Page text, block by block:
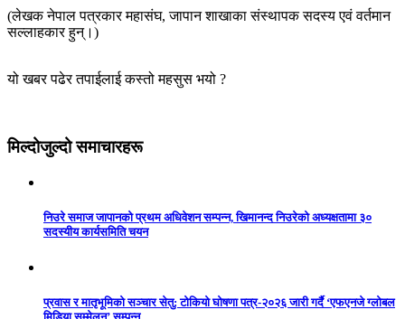
(लेखक नेपाल पत्रकार महासंघ, जापान शाखाका संस्थापक सदस्य एवं वर्तमान
सल्लाहकार हुन्।)
यो खबर पढेर तपाईलाई कस्तो महसुस भयो ?
मिल्दोजुल्दो समाचारहरू
निउरे समाज जापानको प्रथम अधिवेशन सम्पन्न, खिमानन्द निउरेको अध्यक्षतामा ३०
सदस्यीय कार्यसमिति चयन
प्रवास र मातृभूमिको सञ्चार सेतु: टोकियो घोषणा पत्र-२०२६ जारी गर्दै ‘एफएनजे ग्लोबल